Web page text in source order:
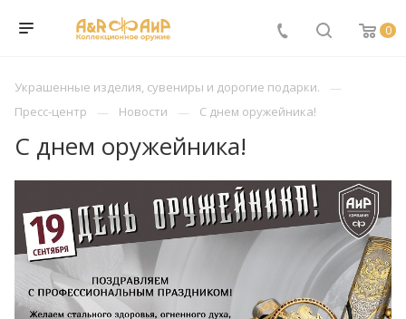
0
Украшенные изделия, сувениры и дорогие подарки.
Пресс-центр
Новости С днем оружейника!
С днем оружейника!